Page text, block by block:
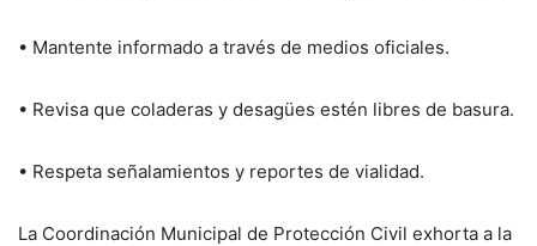
• Mantente informado a través de medios oficiales.
• Revisa que coladeras y desagües estén libres de basura.
• Respeta señalamientos y reportes de vialidad.
La Coordinación Municipal de Protección Civil exhorta a la